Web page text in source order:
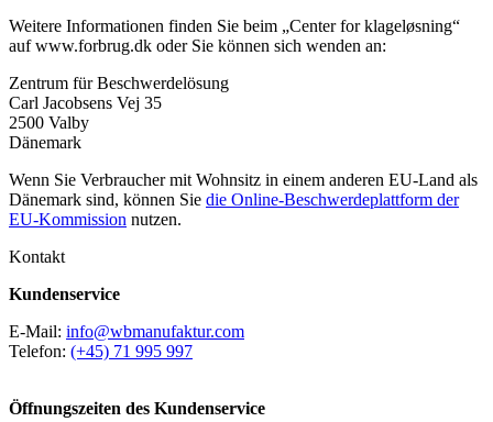
Weitere Informationen finden Sie beim „Center for klageløsning“
auf www.forbrug.dk oder Sie können sich wenden an:
Zentrum für Beschwerdelösung
Carl Jacobsens Vej 35
2500 Valby
Dänemark
Wenn Sie Verbraucher mit Wohnsitz in einem anderen EU-Land als
Dänemark sind, können Sie die Online-Beschwerdeplattform der
EU-Kommission nutzen.
Kontakt
Kundenservice
E-Mail: info@wbmanufaktur.com
Telefon: (+45) 71 995 997
Öffnungszeiten des Kundenservice